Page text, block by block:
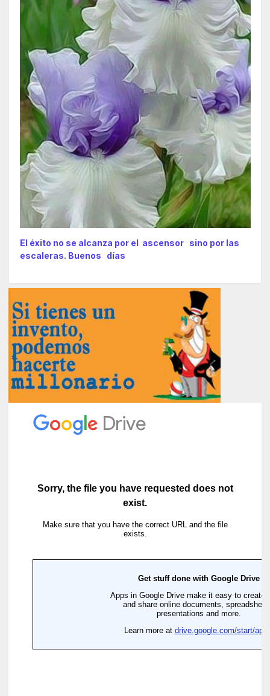
El éxito no se alcanza por el ascensor sino por las
escaleras. Buenos días